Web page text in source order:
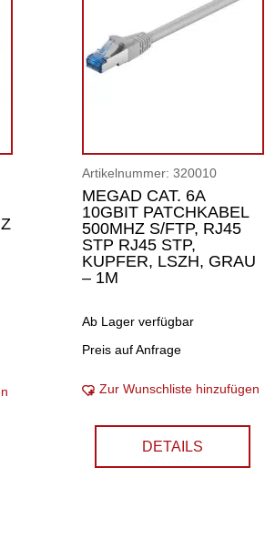
Artikelnummer: 320010
MEGAD CAT. 6A
10GBIT PATCHKABEL
500MHZ S/FTP, RJ45
STP RJ45 STP,
KUPFER, LSZH, GRAU
– 1M
Ab Lager verfügbar
Preis auf Anfrage
Zur Wunschliste hinzufügen
DETAILS